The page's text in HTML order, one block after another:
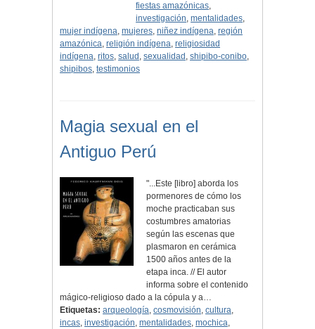
fiestas amazónicas,
investigación,mentalidades,
mujer indígena, mujeres, niñez indígena, región
amazónica, religión indígena, religiosidad
indígena, ritos, salud , sexualidad , shipibo-conibo,
shipibos, testimonios
Magia sexual en el
Antiguo Perú
"...Este [libro] aborda los
pormenores de cómo los
moche practicaban sus
costumbres amatorias
según las escenas que
plasmaron en cerámica
1500 años antes de la
etapa inca. // El autor
informa sobre el contenido
mágico-religioso dado a la cópula y a…
Etiquetas: arqueología, cosmovisión, cultura,
incas, investigación, mentalidades, mochica,